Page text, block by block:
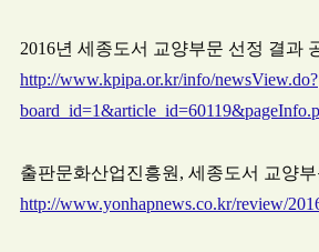
2016년 세종도서 교양부문 선정 결과
http://www.kpipa.or.kr/info/newsView.do?
출판문화산업진흥원, 세종도서 교양부
http://www.yonhapnews.co.kr/review/